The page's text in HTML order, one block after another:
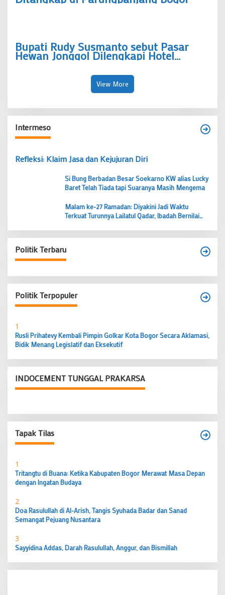
Bupati Rudy Susmanto sebut Pasar
Hewan Jonggol Dilengkapi Hotel
Hewan Berkapasitas Ratusan Ekor
View More
Intermeso
Refleksi: Klaim Jasa dan Kejujuran Diri
Si Bung Berbadan Besar Soekarno KW alias Lucky
Baret Telah Tiada tapi Suaranya Masih Mengema
Malam ke-27 Ramadan: Diyakini Jadi Waktu
Terkuat Turunnya Lailatul Qadar, Ibadah Bernilai
Politik Terbaru
Politik Terpopuler
1
Rusli Prihatevy Kembali Pimpin Golkar Kota Bogor Secara Aklamasi,
Bidik Menang Legislatif dan Eksekutif
INDOCEMENT TUNGGAL PRAKARSA
Tapak Tilas
1
Tritangtu di Buana: Ketika Kabupaten Bogor Merawat Masa Depan
dengan Ingatan Budaya
2
Doa Rasulullah di Al-Arish, Tangis Syuhada Badar dan Sanad
Semangat Pejuang Nusantara
3
Sayyidina Addas, Darah Rasulullah, Anggur, dan Bismillah